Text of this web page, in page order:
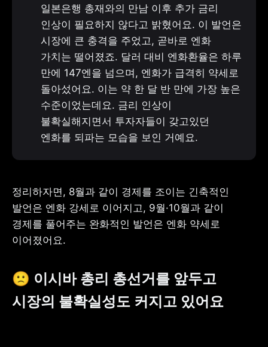
일본은행 총재와의 만남 이후 추가 금리
인상이 필요하지 않다고 밝혔어요. 이 발언은
시장에 큰 충격을 주었고, 곧바로 엔화
가치는 떨어졌죠. 달러 대비 엔화환율은 하루
만에 147엔을 넘으며, 엔화가 급격히 약세로
돌아섰어요. 이는 약 한 달 반 만에 가장 높은
수준이었는데요. 금리 인상이
불확실해지면서 투자자들이 갖고있던
엔화를 되파는 모습을 보인 거예요.
정리하자면, 8월과 같이 경제를 조이는 긴축적인
발언은 엔화 강세로 이어지고, 9월·10월과 같이
경제를 풀어주는 완화적인 발언은 엔화 약세로
이어졌어요.
🙁 이시바 총리 총선거를 앞두고
시장의 불확실성도 커지고 있어요